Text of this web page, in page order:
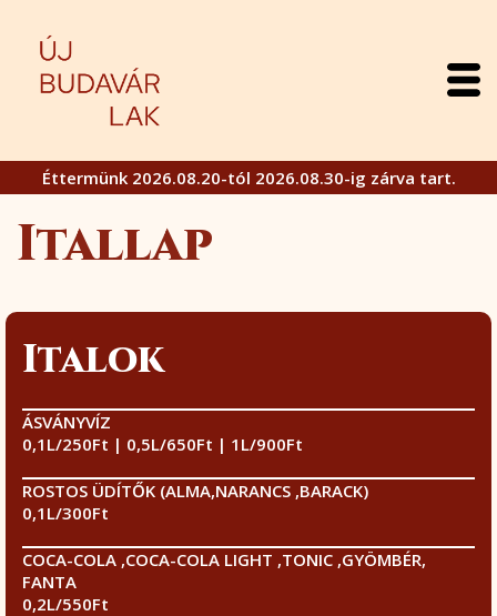
Éttermünk 2026.08.20-tól 2026.08.30-ig zárva tart.
Itallap
Italok
ÁSVÁNYVÍZ
0,1L/250Ft | 0,5L/650Ft | 1L/900Ft
ROSTOS ÜDÍTŐK (ALMA,NARANCS ,BARACK)
0,1L/300Ft
COCA-COLA ,COCA-COLA LIGHT ,TONIC ,GYÖMBÉR,
FANTA
0,2L/550Ft